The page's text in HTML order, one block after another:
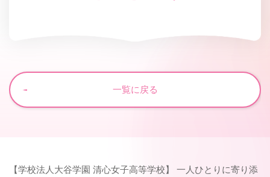
一覧に戻る
【学校法人大谷学園 清心女子高等学校】 一人ひとりに寄り添